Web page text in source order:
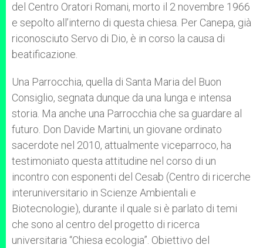
del Centro Oratori Romani, morto il 2 novembre 1966
e sepolto all’interno di questa chiesa. Per Canepa, già
riconosciuto Servo di Dio, è in corso la causa di
beatificazione.
Una Parrocchia, quella di Santa Maria del Buon
Consiglio, segnata dunque da una lunga e intensa
storia. Ma anche una Parrocchia che sa guardare al
futuro. Don Davide Martini, un giovane ordinato
sacerdote nel 2010, attualmente viceparroco, ha
testimoniato questa attitudine nel corso di un
incontro con esponenti del Cesab (Centro di ricerche
interuniversitario in Scienze Ambientali e
Biotecnologie), durante il quale si è parlato di temi
che sono al centro del progetto di ricerca
universitaria “Chiesa ecologia”. Obiettivo del